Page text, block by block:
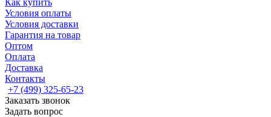
Как купить
Условия оплаты
Условия доставки
Гарантия на товар
Оптом
Оплата
Доставка
Контакты
+7 (499) 325-65-23
Заказать звонок
Задать вопрос